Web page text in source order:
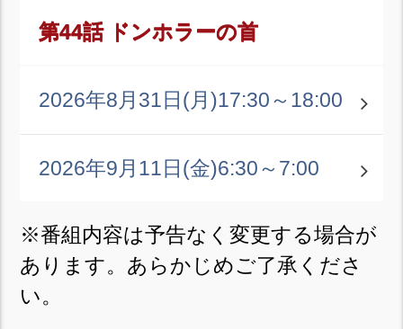
第44話 ドンホラーの首
2026年8月31日(月)17:30～18:00
2026年9月11日(金)6:30～7:00
※番組内容は予告なく変更する場合が
あります。あらかじめご了承くださ
い。